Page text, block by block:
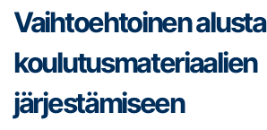
Vaihtoehtoinen alusta
koulutusmateriaalien
järjestämiseen